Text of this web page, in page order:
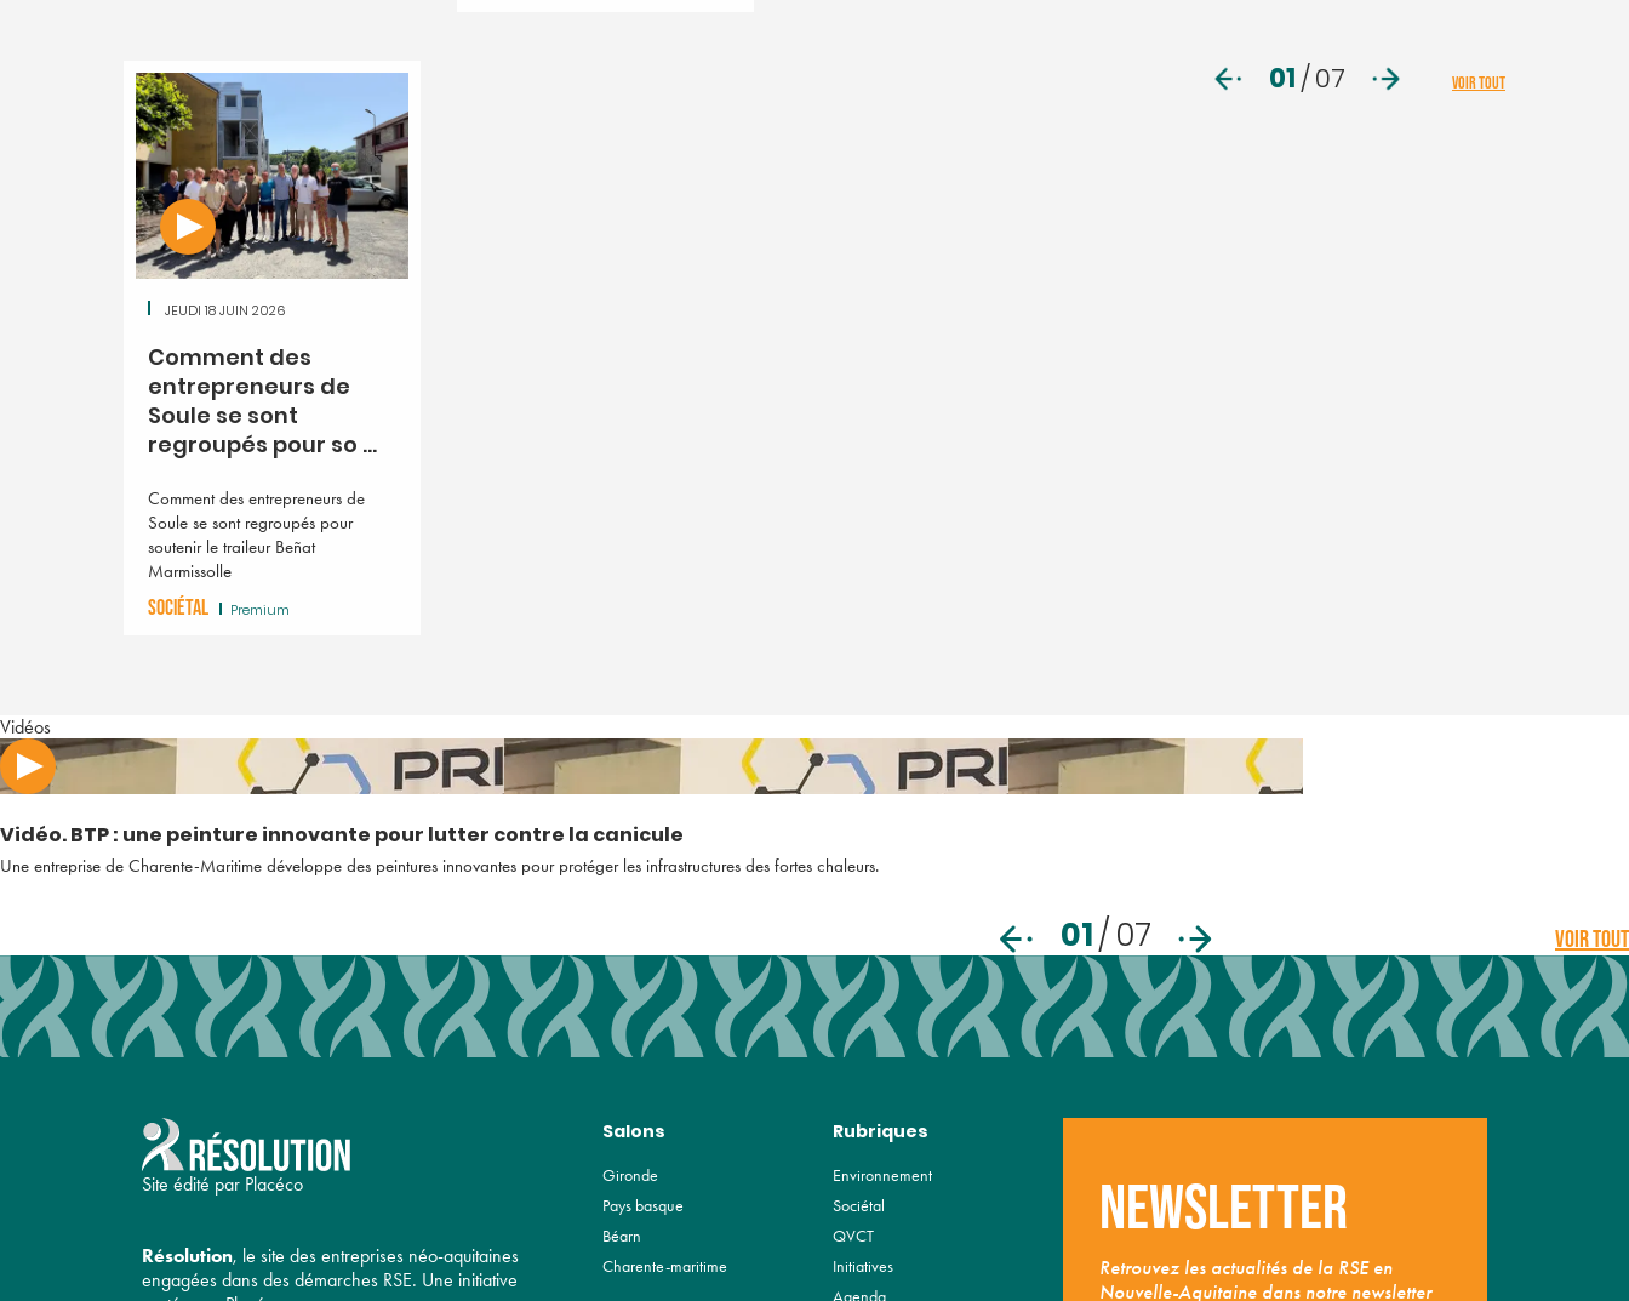
JEUDI 18 JUIN 2026
Comment des
entrepreneurs de
Soule se sont
regroupés pour so ...
Comment des entrepreneurs de
Soule se sont regroupés pour
soutenir le traileur Beñat
Marmissolle
SOCIÉTAL Premium
01/07 VOIR TOUT
Vidéos
Vidéo. BTP : une peinture innovante pour lutter contre la canicule
Une entreprise de Charente-Maritime développe des peintures innovantes pour protéger les infrastructures des fortes chaleurs.
01/07 VOIR TOUT
Site édité par Placéco
Résolution, le site des entreprises néo-aquitaines
engagées dans des démarches RSE. Une initiative
Salons
Gironde
Pays basque
Béarn
Charente-maritime
Rubriques
Environnement
Sociétal
QVCT
Initiatives
Agenda
Newsletter
Retrouvez les actualités de la RSE en
Nouvelle-Aquitaine dans notre newsletter